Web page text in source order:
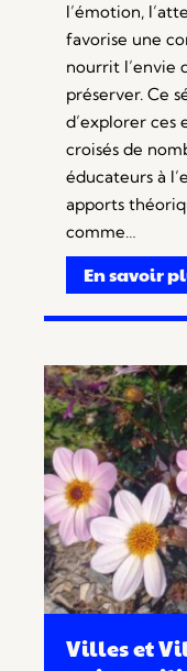
l’émotion,
favorise une
nourrit l’envie
préserver. Ce
d’explorer ces
croisés de
éducateurs à
apports
comme…
En savoir
Villes et